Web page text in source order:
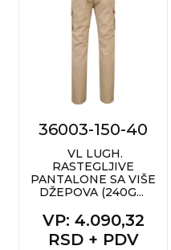
36003-150-40
VL LUGH.
RASTEGLJIVE
PANTALONE SA VIŠE
DŽEPOVA (240G...
VP: 4.090,32
RSD + PDV